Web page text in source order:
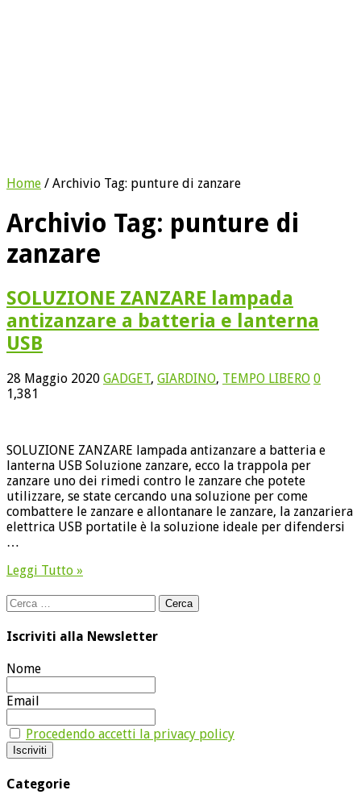
Home / Archivio Tag: punture di zanzare
Archivio Tag: punture di
zanzare
SOLUZIONE ZANZARE lampada
antizanzare a batteria e lanterna
USB
28 Maggio 2020 GADGET, GIARDINO, TEMPO LIBERO 0
1,381
SOLUZIONE ZANZARE lampada antizanzare a batteria e
lanterna USB Soluzione zanzare, ecco la trappola per
zanzare uno dei rimedi contro le zanzare che potete
utilizzare, se state cercando una soluzione per come
combattere le zanzare e allontanare le zanzare, la zanzariera
elettrica USB portatile è la soluzione ideale per difendersi
…
Leggi Tutto »
Ricerca
per:
Iscriviti alla Newsletter
Nome
Email
Procedendo accetti la privacy policy
Categorie